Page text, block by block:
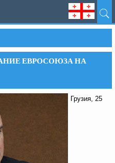
ЕВРОСОЮЗА НА
Грузия, 25